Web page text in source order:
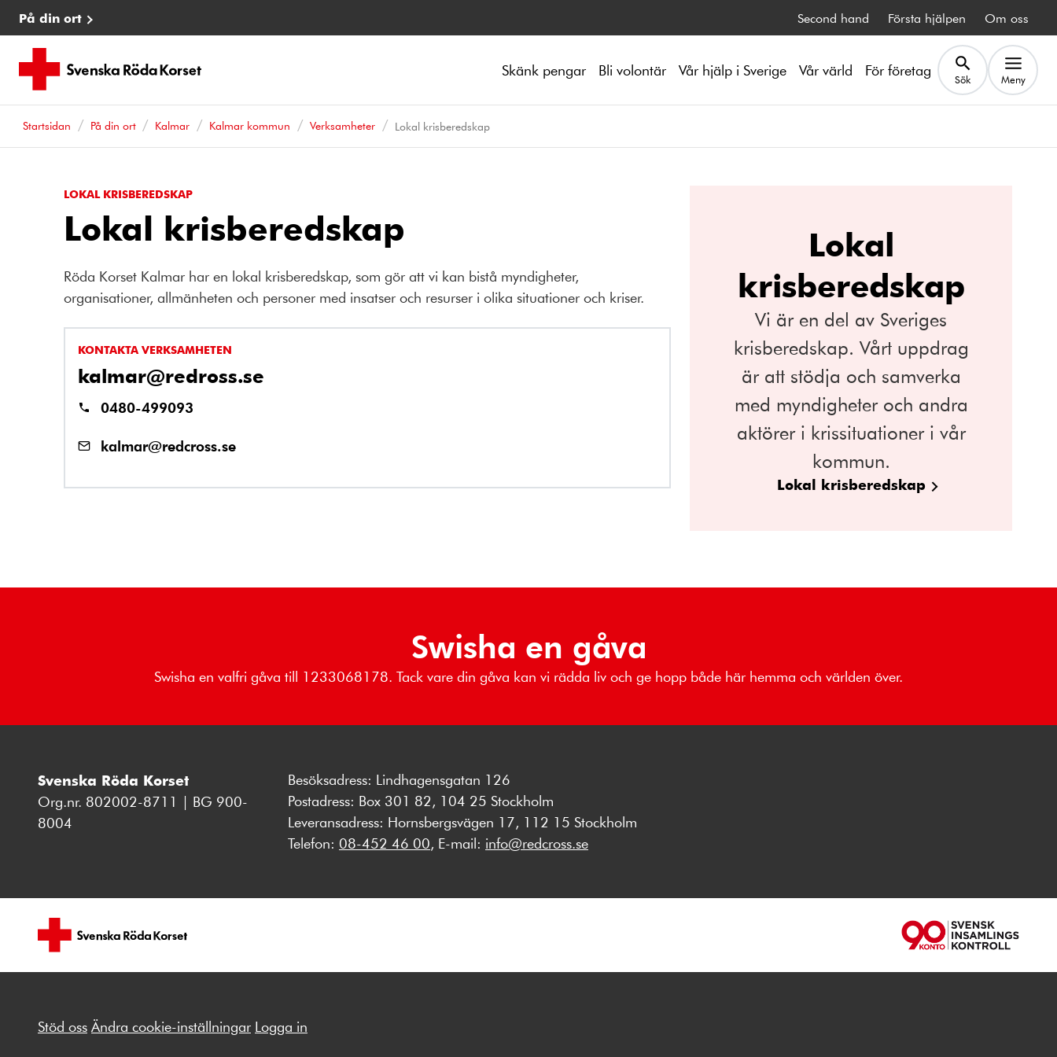
På din ort Second hand Första hjälpen Om oss
Skänk pengar Bli volontär Vår hjälp i Sverige Vår värld För företag Sök Meny
Startsidan På din ort Kalmar Kalmar kommun Verksamheter Lokal krisberedskap
LOKAL KRISBEREDSKAP
Lokal krisberedskap
Röda Korset Kalmar har en lokal krisberedskap, som gör att vi kan bistå myndigheter,
organisationer, allmänheten och personer med insatser och resurser i olika situationer och kriser.
KONTAKTA VERKSAMHETEN
kalmar@redross.se
0480-499093
kalmar@redcross.se
Lokal
krisberedskap
Vi är en del av Sveriges
krisberedskap. Vårt uppdrag
är att stödja och samverka
med myndigheter och andra
aktörer i krissituationer i vår
kommun.
Lokal krisberedskap
Swisha en gåva
Swisha en valfri gåva till 1233068178. Tack vare din gåva kan vi rädda liv och ge hopp både här hemma och världen över.
Svenska Röda Korset
Org.nr. 802002-8711 | BG 900-
8004
Besöksadress: Lindhagensgatan 126
Postadress: Box 301 82, 104 25 Stockholm
Leveransadress: Hornsbergsvägen 17, 112 15 Stockholm
Telefon: 08-452 46 00, E-mail: info@redcross.se
Stöd oss Ändra cookie-inställningar Logga in